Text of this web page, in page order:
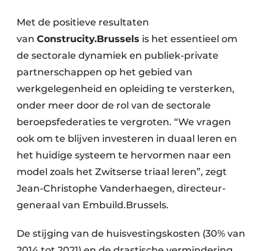
Met de positieve resultaten
van Construcity.Brussels is het essentieel om
de sectorale dynamiek en publiek-private
partnerschappen op het gebied van
werkgelegenheid en opleiding te versterken,
onder meer door de rol van de sectorale
beroepsfederaties te vergroten. “We vragen
ook om te blijven investeren in duaal leren en
het huidige systeem te hervormen naar een
model zoals het Zwitserse triaal leren”, zegt
Jean-Christophe Vanderhaegen, directeur-
generaal van Embuild.Brussels.
De stijging van de huisvestingskosten (30% van